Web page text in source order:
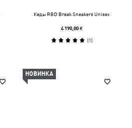
Кеды RBD Break Sneakers Unisex
4 190,00 ₴
(1)
НОВИНКА